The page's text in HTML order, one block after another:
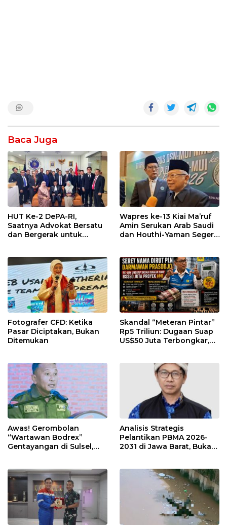
Baca Juga
HUT Ke-2 DePA-RI,
Saatnya Advokat Bersatu
dan Bergerak untuk
Wapres ke-13 Kiai Ma’ruf
Amin Serukan Arab Saudi
dan Houthi-Yaman Segera
Fotografer CFD: Ketika
Pasar Diciptakan, Bukan
Ditemukan
Skandal “Meteran Pintar”
Rp5 Triliun: Dugaan Suap
US$50 Juta Terbongkar,
Awas! Gerombolan
“Wartawan Bodrex”
Gentayangan di Sulsel,
Analisis Strategis
Pelantikan PBMA 2026-
2031 di Jawa Barat, Bukan